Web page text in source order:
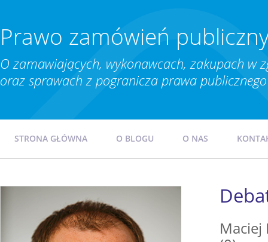
Prawo zamówień
O zamawiających, wykonawcach, zakupach w
oraz sprawach z pogranicza prawa
STRONA GŁÓWNA O BLOGU O NAS
Maciej